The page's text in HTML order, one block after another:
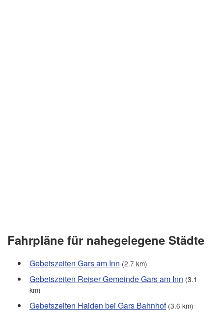
Fahrpläne für nahegelegene Städte
Gebetszeiten Gars am Inn (2.7 km)
Gebetszeiten Reiser Gemeinde Gars am Inn (3.1
km)
Gebetszeiten Haiden bei Gars Bahnhof (3.6 km)